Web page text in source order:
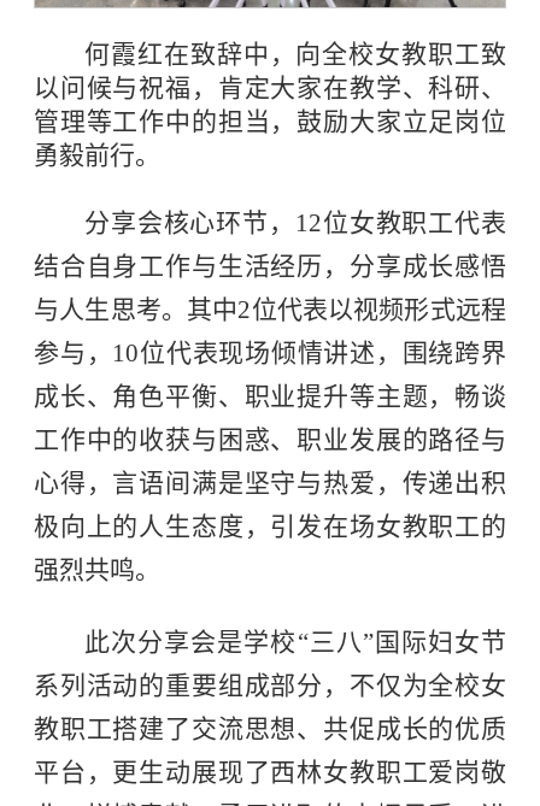
何霞红在致辞中，向全校女教职工致
以问候与祝福，肯定大家在教学、科研、
管理等工作中的担当，鼓励大家立足岗位
勇毅前行。
分享会核心环节，12位女教职工代表
结合自身工作与生活经历，分享成长感悟
与人生思考。其中2位代表以视频形式远程
参与，10位代表现场倾情讲述，围绕跨界
成长、角色平衡、职业提升等主题，畅谈
工作中的收获与困惑、职业发展的路径与
心得，言语间满是坚守与热爱，传递出积
极向上的人生态度，引发在场女教职工的
强烈共鸣。
此次分享会是学校“三八”国际妇女节
系列活动的重要组成部分，不仅为全校女
教职工搭建了交流思想、共促成长的优质
平台，更生动展现了西林女教职工爱岗敬